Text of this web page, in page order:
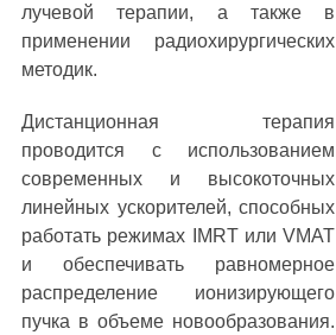
лучевой терапии, а также в
применении радиохирургических
методик.
Дистанционная терапия
проводится с использованием
современных и высокоточных
линейных ускорителей, способных
работать режимах IMRT или VMAT
и обеспечивать равномерное
распределение ионизирующего
пучка в объеме новообразования.